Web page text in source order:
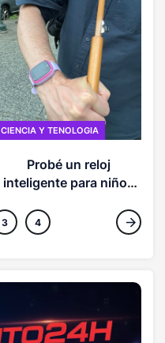
CIENCIA Y TENOLOGIA
Probé un reloj
inteligente para niños
hackers tomaron el
3 4